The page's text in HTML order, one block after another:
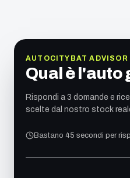
AUTOCITYBAT ADVISOR
Qual è l'auto
Rispondi a 3 domande e
scelte dal nostro stock
Bastano 45 secondi per